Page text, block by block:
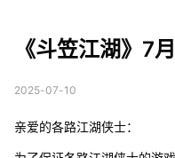
《斗笠江湖》7
2025-07-10
亲爱的各路江湖侠士：